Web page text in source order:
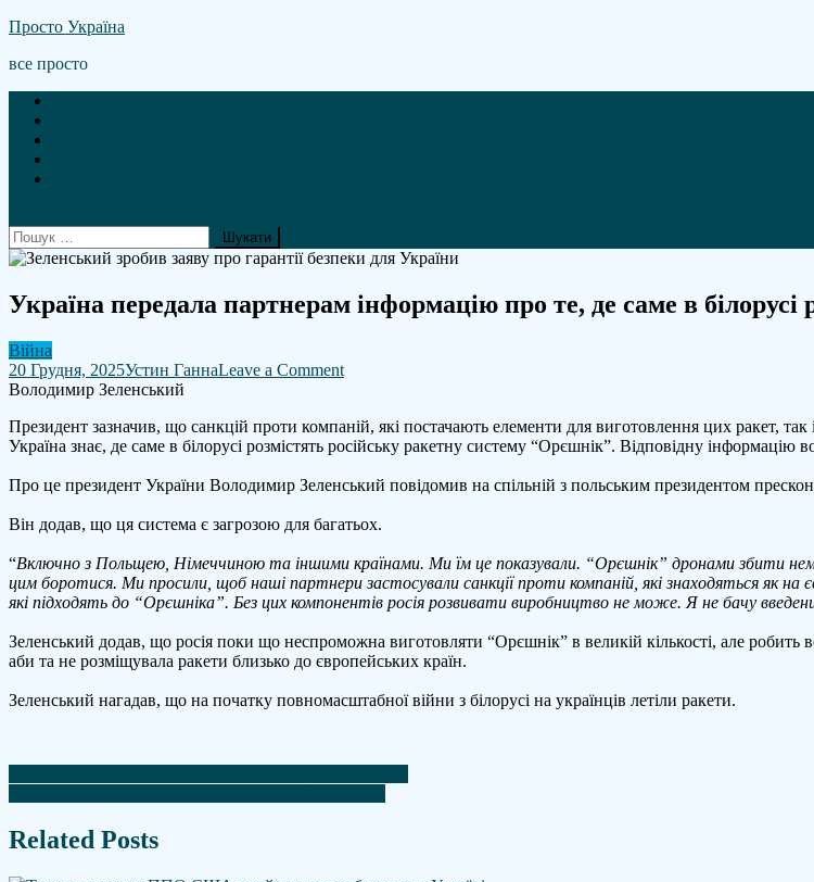
Skip
content
Просто Україна
все просто
Пошук:
Україна передала партнерам інформацію про те, де саме в
Війна
20 Грудня, 2025Устин ГаннаLeave a Commenton
партнерам
інформацію
те,
саме
білорусі
розмістять
"Орєшнік"
Володимир Зеленський
Президент зазначив, що санкцій проти компаній, які постачають елементи для виготовлення цих ракет, так
Україна знає, де саме в білорусі розмістять російську ракетну систему “Орєшнік”. Відповідну інформацію
Про це президент України Володимир Зеленський повідомив на спільній з польським президентом
Він додав, що ця система є загрозою для багатьох.
“Включно з Польщею, Німеччиною та іншими країнами. Ми їм це показували. “Орєшнік” дронами збити
цим боротися. Ми просили, щоб наші партнери застосували санкції проти компаній, які знаходяться як на
які підходять до “Орєшніка”. Без цих компонентів росія розвивати виробництво не може. Я не бачу
Зеленський додав, що росія поки що неспроможна виготовляти “Орєшнік” в великій кількості, але
аби та не розміщувала ракети близько до європейських країн.
Зеленський нагадав, що на початку повномасштабної війни з білорусі на українців летіли ракети.
Навігація
записів
Related Posts